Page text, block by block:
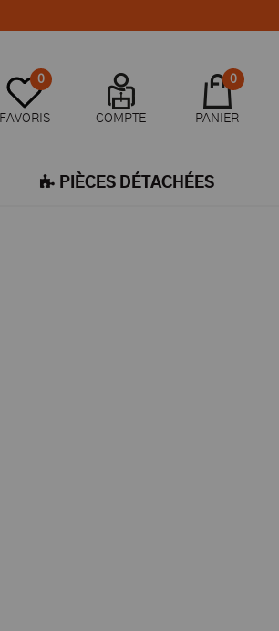
0
FAVORIS COMPTE
0
PANIER
PIÈCES DÉTACHÉES